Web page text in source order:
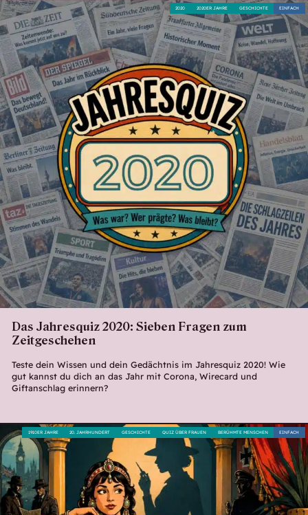
Das Jahresquiz 2020: Sieben Fragen zum
Zeitgeschehen
Teste dein Wissen und dein Gedächtnis im Jahresquiz 2020! Wie
gut kannst du dich an das Jahr mit Corona, Wirecard und
Giftanschlag erinnern?
EINFACH
GESCHICHTE
2020ER JAHRE
2020
EINFACH
BERÜHMTE MENSCHEN
QUIZ ÜBER FRAUEN
GESCHICHTE
20. JAHRHUNDERT
1910ER JAHRE